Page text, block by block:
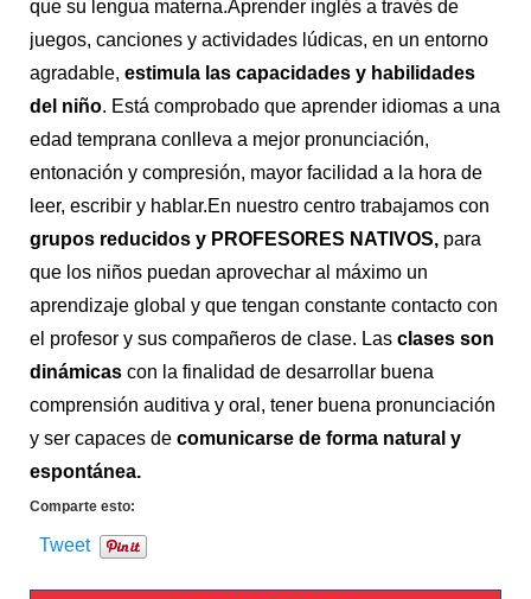
que su lengua materna.Aprender inglés a través de
juegos, canciones y actividades lúdicas, en un entorno
agradable, estimula las capacidades y habilidades
del niño. Está comprobado que aprender idiomas a una
edad temprana conlleva a mejor pronunciación,
entonación y compresión, mayor facilidad a la hora de
leer, escribir y hablar.En nuestro centro trabajamos con
grupos reducidos y PROFESORES NATIVOS, para
que los niños puedan aprovechar al máximo un
aprendizaje global y que tengan constante contacto con
el profesor y sus compañeros de clase. Las clases son
dinámicas con la finalidad de desarrollar buena
comprensión auditiva y oral, tener buena pronunciación
y ser capaces de comunicarse de forma natural y
espontánea.
Comparte esto:
Tweet